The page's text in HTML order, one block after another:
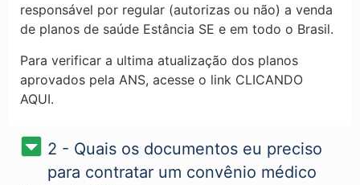
responsável por regular (autorizas ou não) a venda
de planos de saúde Estância SE​ e em todo o Brasil.
Para verificar a ultima atualização dos planos
aprovados pela ANS, acesse o link CLICANDO
AQUI.
2 - Quais os documentos eu preciso
para contratar um convênio médico